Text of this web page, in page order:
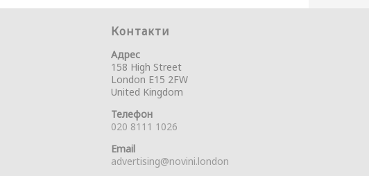
Контакти
Адрес
158 High Street
London E15 2FW
United Kingdom
Телефон
020 8111 1026
Email
advertising@novini.london